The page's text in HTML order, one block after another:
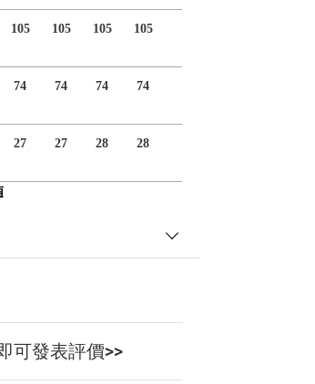
105 105 105 105
74 74 74 74
27 27 28 28
可發表評價>>